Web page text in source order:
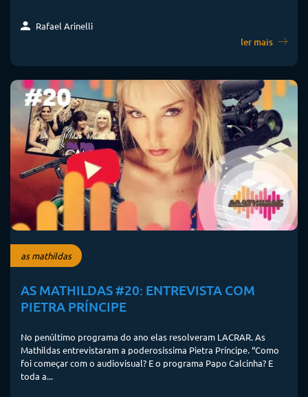
Rafael Arinelli
ler mais
as mathildas
AS MATHILDAS #20: ENTREVISTA COM
PIETRA PRÍNCIPE
No penúltimo programa do ano elas resolveram LACRAR. As
Mathildas entrevistaram a poderosíssima Pietra Príncipe. “Como
foi começar com o audiovisual? E o programa Papo Calcinha? E
toda a...